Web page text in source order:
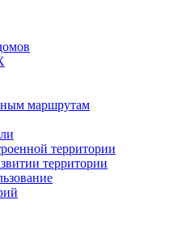
маршрутам
территории
территории